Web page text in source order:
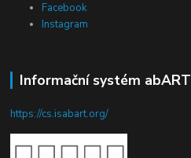
Facebook
Instagram
Informační systém abART
https://cs.isabart.org/